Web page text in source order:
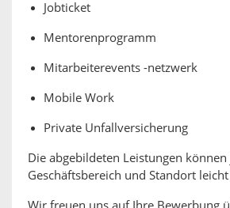
Jobticket
Mentorenprogramm
Mitarbeiterevents -netzwerk
Mobile Work
Private Unfallversicherung
Die abgebildeten Leistungen
Geschäftsbereich und Standort